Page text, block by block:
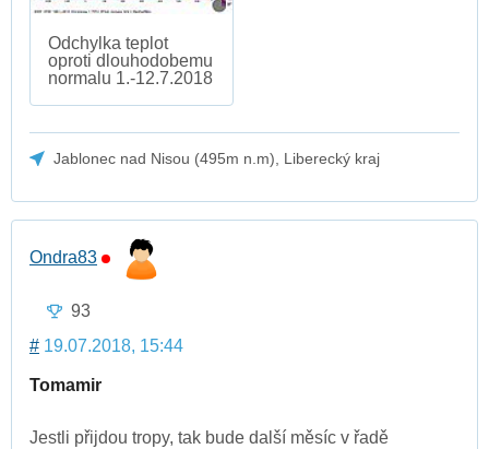
Odchylka teplot
oproti dlouhodobemu
normalu 1.-12.7.2018
Jablonec nad Nisou (495m n.m), Liberecký kraj
Ondra83
93
# 19.07.2018, 15:44
Tomamir
Jestli přijdou tropy, tak bude další měsíc v řadě